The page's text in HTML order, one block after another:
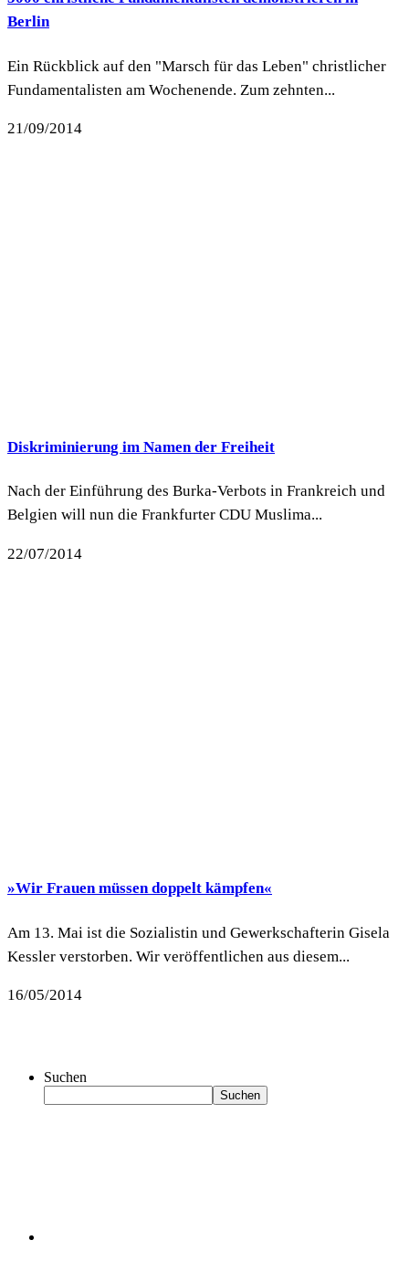
Berlin
Ein Rückblick auf den "Marsch für das Leben" christlicher
Fundamentalisten am Wochenende. Zum zehnten...
21/09/2014
Diskriminierung im Namen der Freiheit
Nach der Einführung des Burka-Verbots in Frankreich und
Belgien will nun die Frankfurter CDU Muslima...
22/07/2014
»Wir Frauen müssen doppelt kämpfen«
Am 13. Mai ist die Sozialistin und Gewerkschafterin Gisela
Kessler verstorben. Wir veröffentlichen aus diesem...
16/05/2014
Suchen
Suchen